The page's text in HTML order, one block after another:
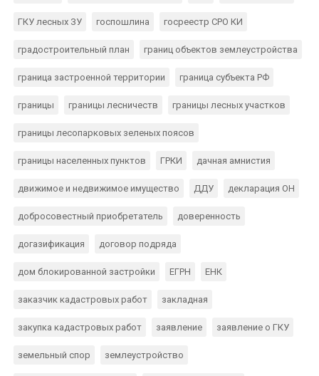
ГКУ лесных ЗУ госпошлина госреестр СРО КИ
градостроительный план границ объектов землеустройства
граница застроенной территории граница субъекта РФ
границы границы лесничеств границы лесных участков
границы лесопарковых зеленых поясов
границы населенных пунктов ГРКИ дачная амнистия
движимое и недвижимое имущество ДДУ декларация ОН
добросовестный приобретатель доверенность
догазификация договор подряда
дом блокированной застройки ЕГРН ЕНК
заказчик кадастровых работ закладная
закупка кадастровых работ заявление заявление о ГКУ
земельный спор землеустройство